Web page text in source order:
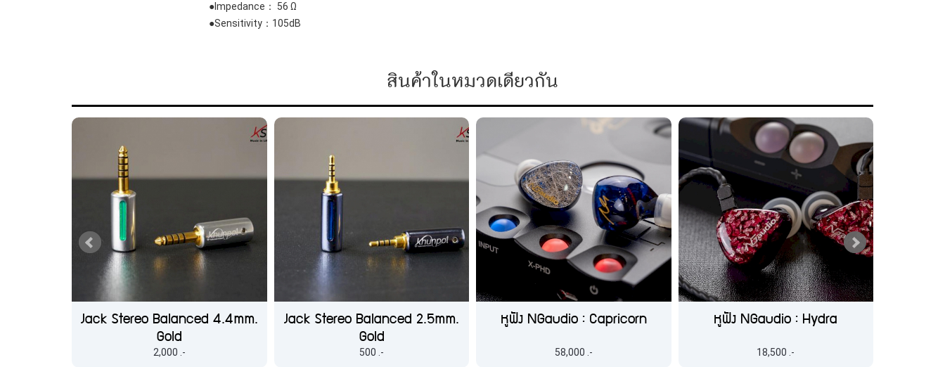
●Impedance： 56 Ω
●Sensitivity：105dB
สินค้าในหมวดเดียวกัน
Jack Stereo Balanced 4.4mm.
Gold
2,000 .-
Jack Stereo Balanced 2.5mm.
Gold
500 .-
หูฟัง NGaudio : Capricorn
58,000 .-
หูฟัง NGaudio : Hydra
18,500 .-